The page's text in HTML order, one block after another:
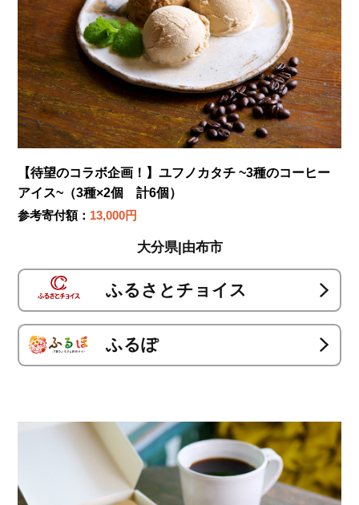
【待望のコラボ企画！】ユフノカタチ ~3種のコーヒー
アイス~（3種×2個 計6個）
参考寄付額： 13,000円
大分県|由布市
ふるさとチョイス
ふるぽ